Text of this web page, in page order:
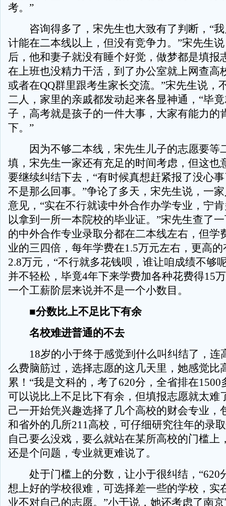
考。”
咨询得多了，宋先生也大致有了判断，“我
计能在二本线以上，但没有竞争力。”宋先生
后，他和妻子就没有睡个好觉，做梦都是填报
在上班也没精力干活，到了办公室就上网查高
或者在QQ群里跟考生家长交流。”宋先生说，
二人，家里的亲戚都发动起来各显神通，“毕
子，高考就是孩子的一件大事，大家有能力的
下。”
因为不够二本线，宋先生儿子的志愿要等
填，宋先生一家还有充足的时间考虑，但这也
要继续纠结下去，“有时候真想赶紧报了没心
不是那么回事。”争论了多天，宋先生说，一
意见，“实在不行就读中外合作办学专业，宁
以拿到一所一本院校的毕业证。”宋先生查了
的中外合作专业录取分都在二本线左右，但学
业的三四倍，每年学费在1.5万元左右，更高
2.8万元，“不行就多花钱呗，谁让咱成绩不够
并不轻松，毕竟4年下来学费加各种花费得15
一个工薪阶层来说并不是一个小数目。
■分数比上不足比下有余
名校难进普通的不去
18岁的小于终于感觉到什么叫纠结了，连
么费脑筋过，选择志愿的这几天里，她感觉比
累！“我是文科的，考了620分，全省排在1500
可以说比上不足比下有余，但填报志愿就太难
己一开始凭兴趣选择了几个高校的财会专业，
和省外的几所211高校，可仔细研究往年的录
自己要么没戏，要么就站在某所高校的门槛上
还是个问题，专业就更难说了。
处于门槛上的分数，让小于很纠结，“620
想上好的学校很难，可选择差一些的学校，实
业不对自己的志愿。”小于说，她还考虑了南